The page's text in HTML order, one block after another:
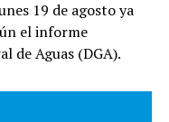
19 de agosto ya
el informe
de Aguas (DGA).